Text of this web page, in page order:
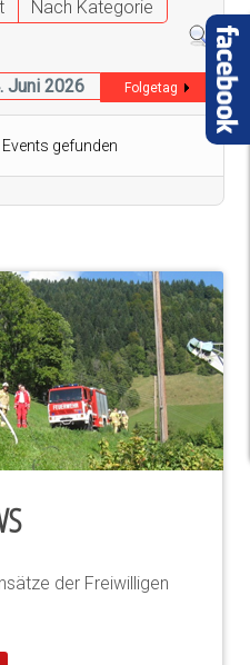
Nach Kategorie
Juni 2026 Folgetag
gefunden
der Freiwilligen